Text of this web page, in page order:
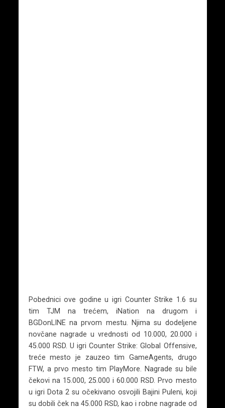
Pobednici ove godine u igri Counter Strike 1.6 su
tim TJM na trećem, iNation na drugom i
BGDonLINE na prvom mestu. Njima su dodeljene
novčane nagrade u vrednosti od 10.000, 20.000 i
45.000 RSD. U igri Counter Strike: Global Offensive,
treće mesto je zauzeo tim GameAgents, drugo
FTW, a prvo mesto tim PlayMore. Nagrade su bile
čekovi na 15.000, 25.000 i 60.000 RSD. Prvo mesto
u igri Dota 2 su očekivano osvojili Bajini Puleni, koji
su dobili ček na 45.000 RSD, kao i robne nagrade od